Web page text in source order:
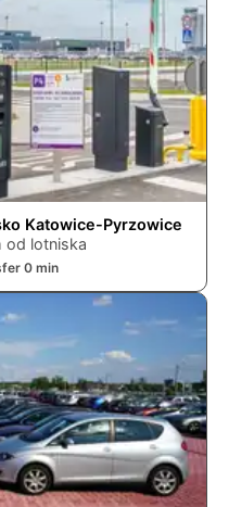
Katowice-Pyrzowice
od lotniska
0min